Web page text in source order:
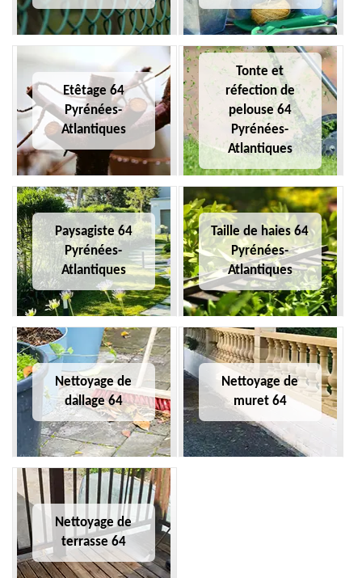
Etêtage 64
Pyrénées-
Atlantiques
Tonte et
réfection de
pelouse 64
Pyrénées-
Atlantiques
Paysagiste 64
Pyrénées-
Atlantiques
Taille de haies 64
Pyrénées-
Atlantiques
Nettoyage de
dallage 64
Nettoyage de
muret 64
Nettoyage de
terrasse 64